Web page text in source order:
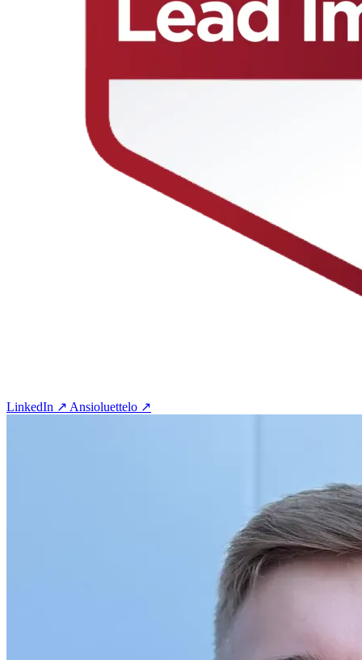
LinkedIn ↗ Ansioluettelo ↗